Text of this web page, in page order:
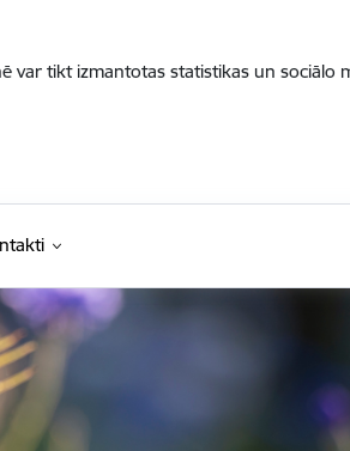
var tikt izmantotas statistikas un sociālo